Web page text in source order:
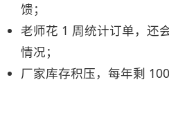
馈；
老师花 1 周统计订单，还
情况；
厂家库存积压，每年剩